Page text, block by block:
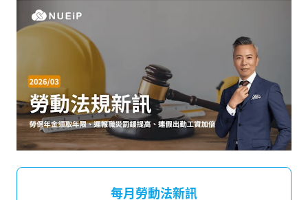
每月勞動法新訊